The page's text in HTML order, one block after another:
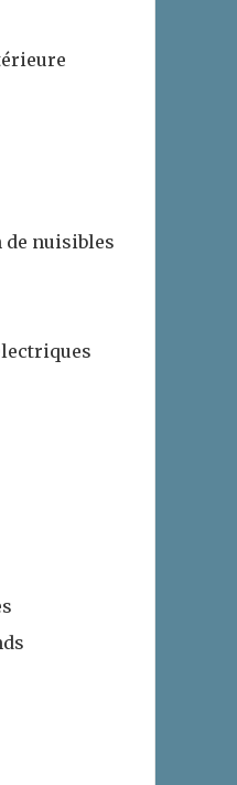
nuisibles